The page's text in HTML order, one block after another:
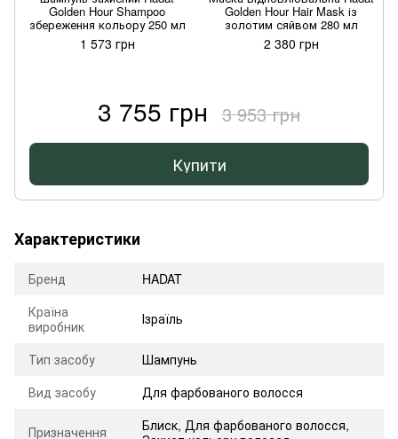
Golden Hour Shampoo
збереження кольору 250 мл
1 573 грн
Golden Hour Hair Mask із
золотим сяйвом 280 мл
2 380 грн
3 755 грн 3 953 грн
Купити
Характеристики
Бренд
HADAT
Країна
виробник
Ізраїль
Тип засобу
Шампунь
Вид засобу
Для фарбованого волосся
Призначення
Блиск, Для фарбованого волосся,